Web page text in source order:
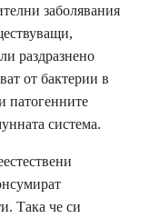
заболявания
раздразнено
от бактерии в
патогенните
система.
Така че си